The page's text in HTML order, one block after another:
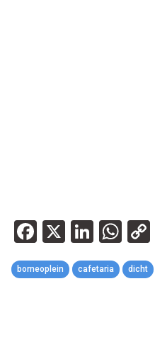
Facebook
X
borneoplein cafetaria dicht